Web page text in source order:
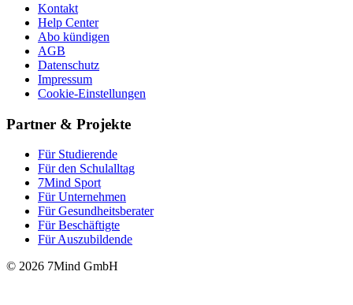
Kontakt
Help Center
Abo kündigen
AGB
Datenschutz
Impressum
Cookie-Einstellungen
Partner & Projekte
Für Stu­die­rende
Für den Schulalltag
7Mind Sport
Für Unter­neh­men
Für Gesund­heits­be­ra­ter
Für Beschäftigte
Für Auszubildende
© 2026 7Mind GmbH